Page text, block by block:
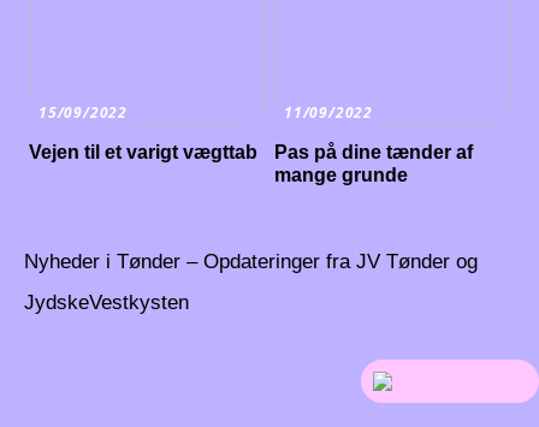
15/09/2022
Vejen til et varigt vægttab
11/09/2022
Pas på dine tænder af
mange grunde
Nyheder i Tønder – Opdateringer fra JV Tønder og
JydskeVestkysten